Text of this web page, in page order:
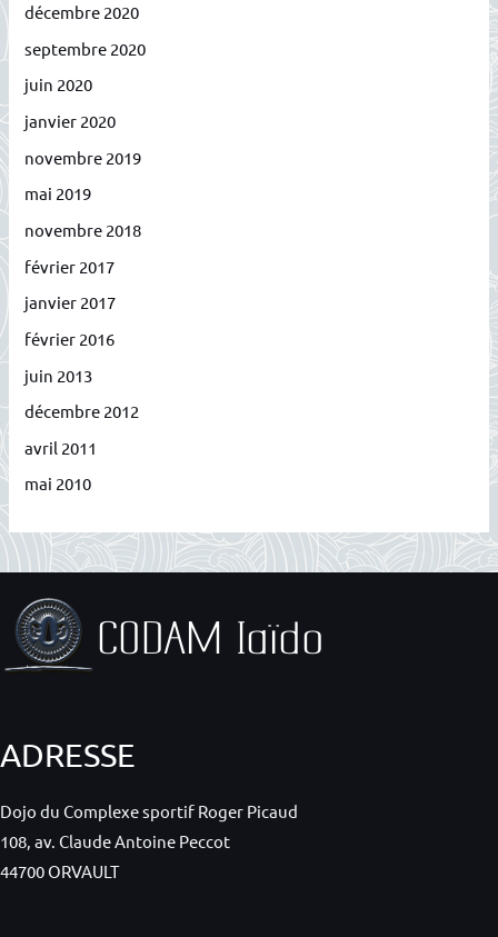
décembre 2020
septembre 2020
juin 2020
janvier 2020
novembre 2019
mai 2019
novembre 2018
février 2017
janvier 2017
février 2016
juin 2013
décembre 2012
avril 2011
mai 2010
ADRESSE
Dojo du Complexe sportif Roger Picaud
108, av. Claude Antoine Peccot
44700 ORVAULT